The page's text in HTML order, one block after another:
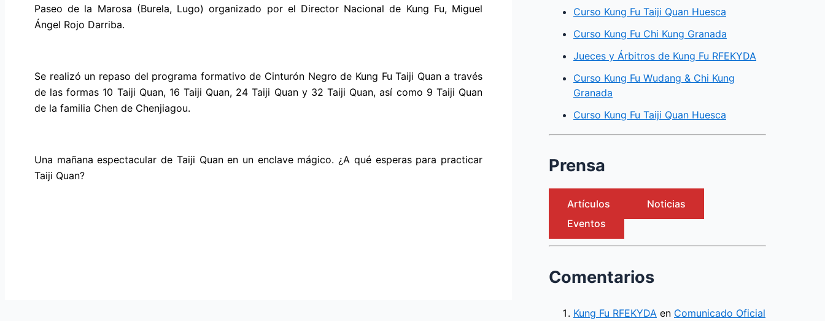
Paseo de la Marosa (Burela, Lugo) organizado por el Director Nacional de Kung Fu, Miguel
Ángel Rojo Darriba.
Se realizó un repaso del programa formativo de Cinturón Negro de Kung Fu Taiji Quan a través
de las formas 10 Taiji Quan, 16 Taiji Quan, 24 Taiji Quan y 32 Taiji Quan, así como 9 Taiji Quan
de la familia Chen de Chenjiagou.
Una mañana espectacular de Taiji Quan en un enclave mágico. ¿A qué esperas para practicar
Taiji Quan?
Curso Kung Fu Taiji Quan Huesca
Curso Kung Fu Chi Kung Granada
Jueces y Árbitros de Kung Fu RFEKYDA
Curso Kung Fu Wudang & Chi Kung
Granada
Curso Kung Fu Taiji Quan Huesca
Prensa
Artículos
Noticias
Eventos
Comentarios
Kung Fu RFEKYDA en Comunicado Oficial